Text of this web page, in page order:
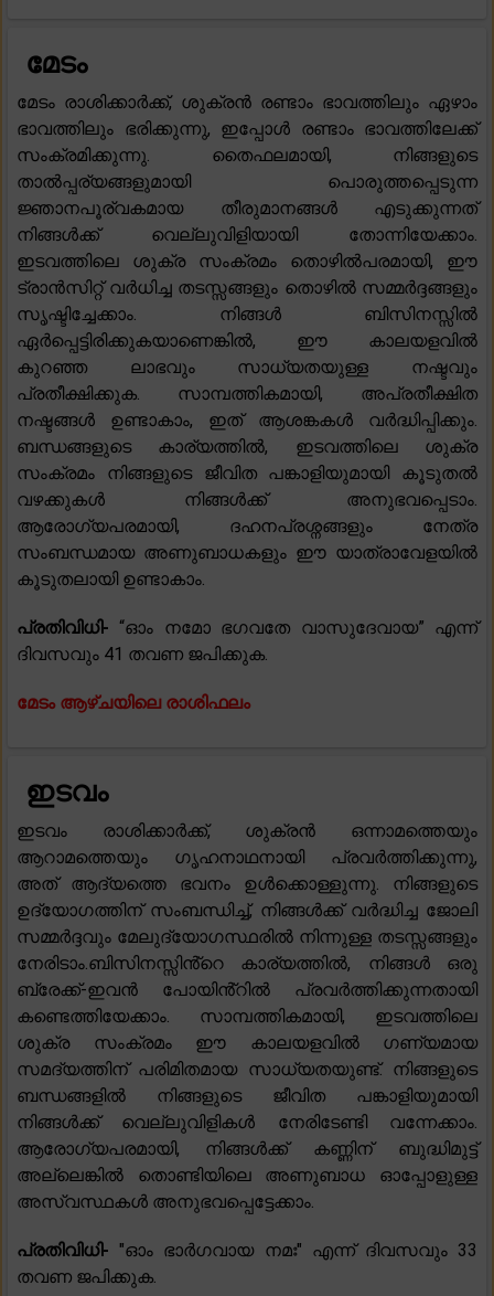
മേടം
മേടം രാശിക്കാർക്ക്, ശുക്രൻ രണ്ടാം ഭാവത്തിലും ഏഴാം
ഭാവത്തിലും ഭരിക്കുന്നു, ഇപ്പോൾ രണ്ടാം ഭാവത്തിലേക്ക്
സംക്രമിക്കുന്നു. തൈഫലമായി, നിങ്ങളുടെ
താൽപ്പര്യങ്ങളുമായി പൊരുത്തപ്പെടുന്ന
ജ്ഞാനപൂര്വകമായ തീരുമാനങ്ങൾ എടുക്കുന്നത്
നിങ്ങൾക്ക് വെല്ലുവിളിയായി തോന്നിയേക്കാം.
ഇടവത്തിലെ ശുക്ര സംക്രമം തൊഴിൽപരമായി, ഈ
ട്രാൻസിറ്റ് വർധിച്ച തടസ്സങ്ങളും തൊഴിൽ സമ്മർദ്ദങ്ങളും
സൃഷ്ടിച്ചേക്കാം. നിങ്ങൾ ബിസിനസ്സിൽ
ഏർപ്പെട്ടിരിക്കുകയാണെങ്കിൽ, ഈ കാലയളവിൽ
കുറഞ്ഞ ലാഭവും സാധ്യതയുള്ള നഷ്ടവും
പ്രതീക്ഷിക്കുക. സാമ്പത്തികമായി, അപ്രതീക്ഷിത
നഷ്ടങ്ങൾ ഉണ്ടാകാം, ഇത് ആശങ്കകൾ വർദ്ധിപ്പിക്കും.
ബന്ധങ്ങളുടെ കാര്യത്തിൽ, ഇടവത്തിലെ ശുക്ര
സംക്രമം നിങ്ങളുടെ ജീവിത പങ്കാളിയുമായി കൂടുതൽ
വഴക്കുകൾ നിങ്ങൾക്ക് അനുഭവപ്പെടാം.
ആരോഗ്യപരമായി, ദഹനപ്രശ്നങ്ങളും നേത്ര
സംബന്ധമായ അണുബാധകളും ഈ യാത്രാവേളയിൽ
കൂടുതലായി ഉണ്ടാകാം.
പ്രതിവിധി-“ഓം നമോ ഭഗവതേ വാസുദേവായ” എന്ന്
ദിവസവും 41 തവണ ജപിക്കുക.
മേടം ആഴ്ചയിലെ രാശിഫലം
ഇടവം
ഇടവം രാശിക്കാർക്ക്, ശുക്രൻ ഒന്നാമത്തെയും
ആറാമത്തെയും ഗൃഹനാഥനായി പ്രവർത്തിക്കുന്നു,
അത് ആദ്യത്തെ ഭവനം ഉൾക്കൊള്ളുന്നു. നിങ്ങളുടെ
ഉദ്യോഗത്തിന് സംബന്ധിച്ച്, നിങ്ങൾക്ക് വർദ്ധിച്ച ജോലി
സമ്മർദ്ദവും മേലുദ്യോഗസ്ഥരിൽ നിന്നുള്ള തടസ്സങ്ങളും
നേരിടാം.ബിസിനസ്സിൻ്റെ കാര്യത്തിൽ, നിങ്ങൾ ഒരു
ബ്രേക്ക്-ഇവൻ പോയിൻ്റിൽ പ്രവർത്തിക്കുന്നതായി
കണ്ടെത്തിയേക്കാം. സാമ്പത്തികമായി, ഇടവത്തിലെ
ശുക്ര സംക്രമം ഈ കാലയളവിൽ ഗണ്യമായ
സമദ്യത്തിന് പരിമിതമായ സാധ്യതയുണ്ട്. നിങ്ങളുടെ
ബന്ധങ്ങളിൽ നിങ്ങളുടെ ജീവിത പങ്കാളിയുമായി
നിങ്ങൾക്ക് വെല്ലുവിളികൾ നേരിടേണ്ടി വന്നേക്കാം.
ആരോഗ്യപരമായി, നിങ്ങൾക്ക് കണ്ണിന് ബുദ്ധിമുട്ട്
അല്ലെങ്കിൽ തൊണ്ടിയിലെ അണുബാധ ഓപ്പോളുള്ള
അസ്വസ്ഥകൾ അനുഭവപ്പെട്ടേക്കാം.
പ്രതിവിധി-"ഓം ഭാർഗവായ നമഃ" എന്ന് ദിവസവും 33
തവണ ജപിക്കുക.